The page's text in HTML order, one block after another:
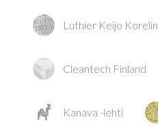
Luthier Keijo Korelin
Cleantech Finland
Kanava -lehti